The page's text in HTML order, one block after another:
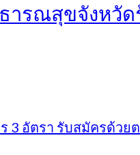
ารณสุขจังหวัด
3 อัตรา รับสมัครด้วย